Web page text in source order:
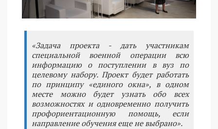
«Задача проекта - дать участникам
специальной военной операции всю
информацию о поступлении в вуз по
целевому набору. Проект будет работать
по принципу «единого окна», в одном
месте можно будет узнать обо всех
возможностях и одновременно получить
профориентационную помощь, если
направление обучения еще не выбрано».